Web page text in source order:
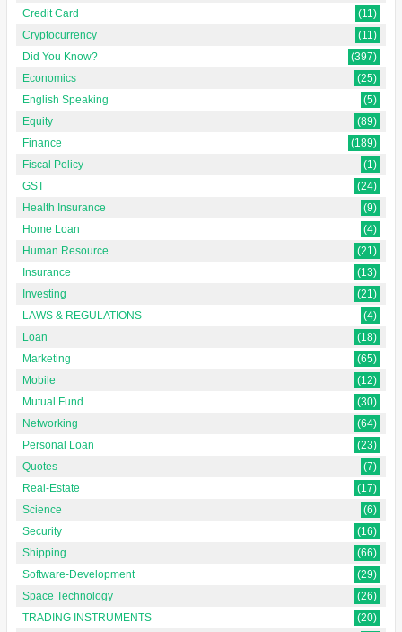
Credit Card
(11)
Cryptocurrency
(11)
Did You Know?
(397)
Economics
(25)
English Speaking
(5)
Equity
(89)
Finance
(189)
Fiscal Policy
(1)
GST
(24)
Health Insurance
(9)
Home Loan
(4)
Human Resource
(21)
Insurance
(13)
Investing
(21)
LAWS & REGULATIONS
(4)
Loan
(18)
Marketing
(65)
Mobile
(12)
Mutual Fund
(30)
Networking
(64)
Personal Loan
(23)
Quotes
(7)
Real-Estate
(17)
Science
(6)
Security
(16)
Shipping
(66)
Software-Development
(29)
Space Technology
(26)
TRADING INSTRUMENTS
(20)